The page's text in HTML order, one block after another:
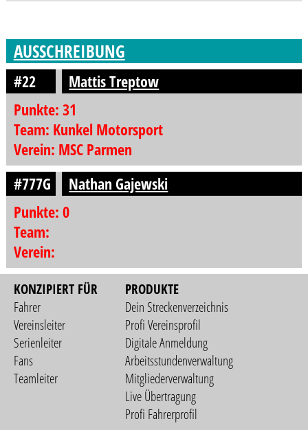
AUSSCHREIBUNG
#22
Mattis Treptow
Punkte: 31
Team: Kunkel Motorsport
Verein: MSC Parmen
#777G
Nathan Gajewski
Punkte: 0
Team:
Verein:
KONZIPIERT FÜR
Fahrer
Vereinsleiter
Serienleiter
Fans
Teamleiter
PRODUKTE
Dein Streckenverzeichnis
Profi Vereinsprofil
Digitale Anmeldung
Arbeitsstundenverwaltung
Mitgliederverwaltung
Live Übertragung
Profi Fahrerprofil